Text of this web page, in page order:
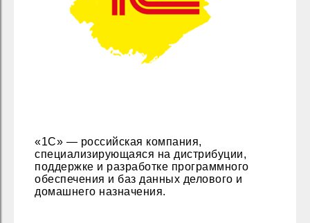
«1С» — российская компания,
специализирующаяся на дистрибуции,
поддержке и разработке программного
обеспечения и баз данных делового и
домашнего назначения.